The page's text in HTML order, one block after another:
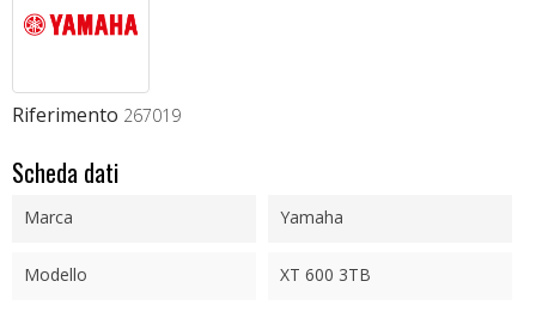
Riferimento 267019
Scheda dati
Marca Yamaha
Modello XT 600 3TB